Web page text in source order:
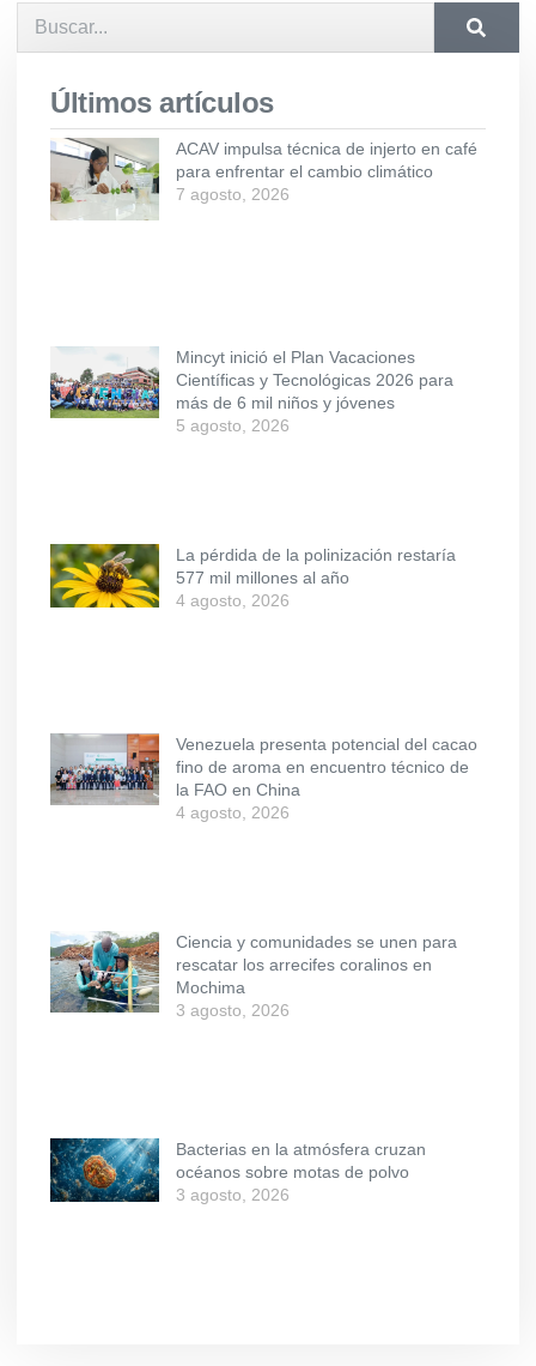
Últimos artículos
ACAV impulsa técnica de injerto en café
para enfrentar el cambio climático
7 agosto, 2026
Mincyt inició el Plan Vacaciones
Científicas y Tecnológicas 2026 para
más de 6 mil niños y jóvenes
5 agosto, 2026
La pérdida de la polinización restaría
577 mil millones al año
4 agosto, 2026
Venezuela presenta potencial del cacao
fino de aroma en encuentro técnico de
la FAO en China
4 agosto, 2026
Ciencia y comunidades se unen para
rescatar los arrecifes coralinos en
Mochima
3 agosto, 2026
Bacterias en la atmósfera cruzan
océanos sobre motas de polvo
3 agosto, 2026